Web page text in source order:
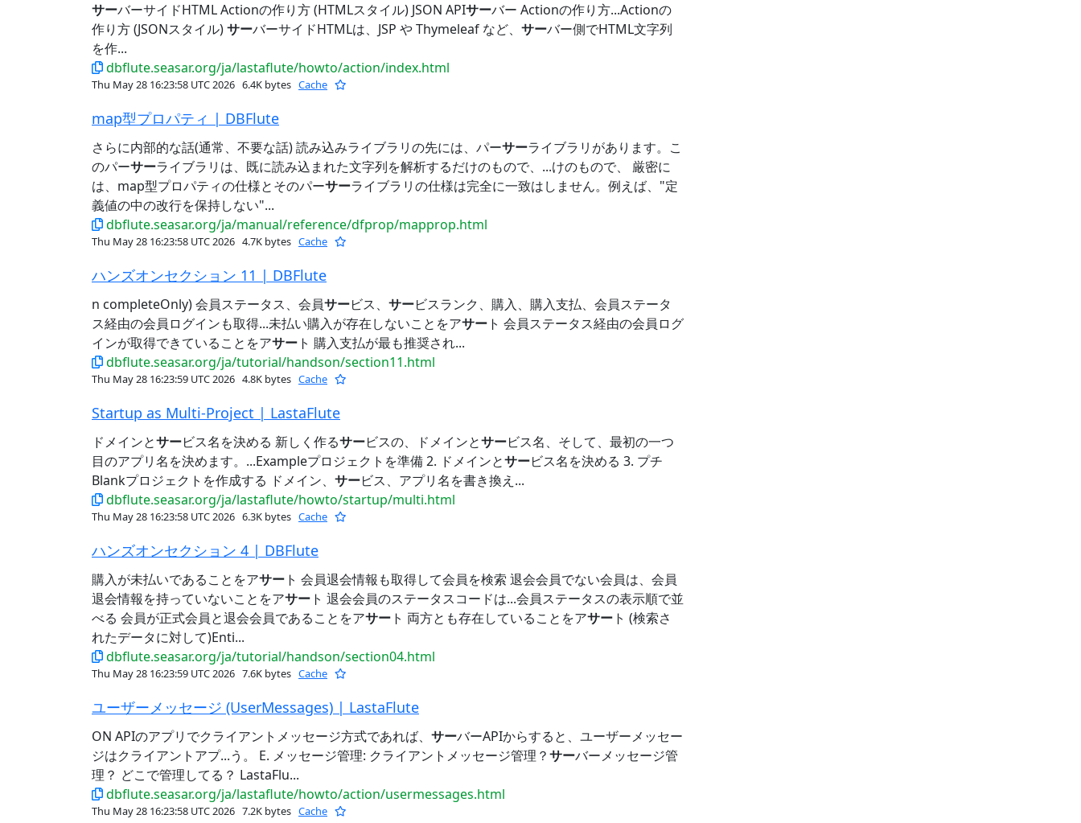
サーバーサイドHTML Actionの作り方 (HTMLスタイル) JSON APIサーバー Actionの作り方...Actionの
作り方 (JSONスタイル)サーバーサイドHTMLは、JSP や Thymeleaf など、 サーバー側でHTML文字列
を作...
dbflute.seasar.org/ja/lastaflute/howto/action/index.html
Thu May 28 16:23:58 UTC 2026 6.4K bytes Cache
map型プロパティ | DBFlute
さらに内部的な話(通常、不要な話) 読み込みライブラリの先には、パーサーライブラリがあります。こ
のパーサーライブラリは、既に読み込まれた文字列を解析するだけのもので、...けのもので、 厳密に
は、map型プロパティの仕様とそのパーサーライブラリの仕様は完全に一致はしません。例えば、"定
義値の中の改行を保持しない"...
dbflute.seasar.org/ja/manual/reference/dfprop/mapprop.html
Thu May 28 16:23:58 UTC 2026 4.7K bytes Cache
ハンズオンセクション 11 | DBFlute
n completeOnly) 会員ステータス、会員サービス、 サービスランク、購入、購入支払、会員ステータ
ス経由の会員ログインも取得...未払い購入が存在しないことをアサー ト 会員ステータス経由の会員ログ
インが取得できていることをアサー ト 購入支払が最も推奨され...
dbflute.seasar.org/ja/tutorial/handson/section11.html
Thu May 28 16:23:59 UTC 2026 4.8K bytes Cache
Startup as Multi-Project | LastaFlute
ドメインとサービス名を決める 新しく作るサービスの、ドメインとサービス名、そして、最初の一つ
目のアプリ名を決めます。...Exampleプロジェクトを準備 2. ドメインとサービス名を決める 3. プチ
Blankプロジェクトを作成する ドメイン、 サービス、アプリ名を書き換え...
dbflute.seasar.org/ja/lastaflute/howto/startup/multi.html
Thu May 28 16:23:58 UTC 2026 6.3K bytes Cache
ハンズオンセクション 4 | DBFlute
購入が未払いであることをアサー ト 会員退会情報も取得して会員を検索 退会会員でない会員は、会員
退会情報を持っていないことをアサー ト 退会会員のステータスコードは...会員ステータスの表示順で並
べる 会員が正式会員と退会会員であることをアサー ト 両方とも存在していることをアサー ト (検索さ
れたデータに対して)Enti...
dbflute.seasar.org/ja/tutorial/handson/section04.html
Thu May 28 16:23:59 UTC 2026 7.6K bytes Cache
ユーザーメッセージ (UserMessages) | LastaFlute
ON APIのアプリでクライアントメッセージ方式であれば、 サーバーAPIからすると、ユーザーメッセー
ジはクライアントアプ...う。 E. メッセージ管理: クライアントメッセージ管理？サーバーメッセージ管
理？ どこで管理してる？ LastaFlu...
dbflute.seasar.org/ja/lastaflute/howto/action/usermessages.html
Thu May 28 16:23:58 UTC 2026 7.2K bytes Cache